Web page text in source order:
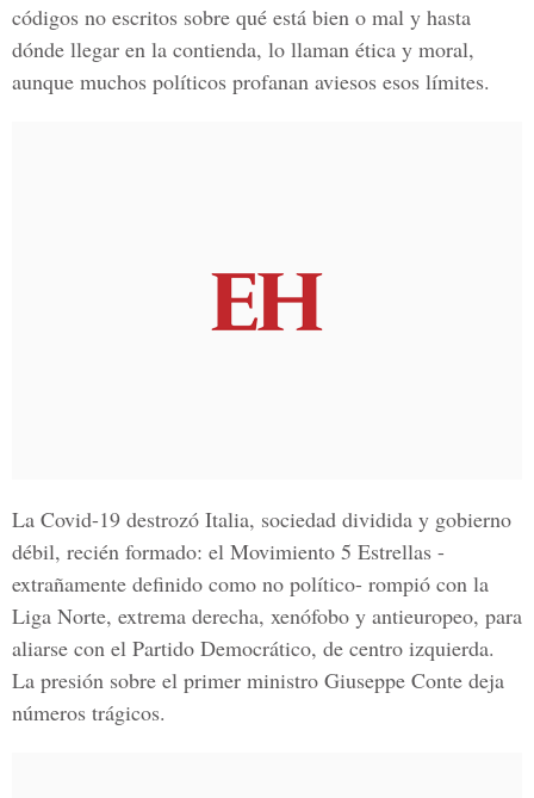
códigos no escritos sobre qué está bien o mal y hasta
dónde llegar en la contienda, lo llaman ética y moral,
aunque muchos políticos profanan aviesos esos límites.
La Covid-19 destrozó Italia, sociedad dividida y gobierno
débil, recién formado: el Movimiento 5 Estrellas -
extrañamente definido como no político- rompió con la
Liga Norte, extrema derecha, xenófobo y antieuropeo, para
aliarse con el Partido Democrático, de centro izquierda.
La presión sobre el primer ministro Giuseppe Conte deja
números trágicos.